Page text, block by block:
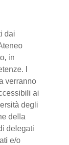
dai
in
I
verranno
ai
degli
della
delegati
e/o